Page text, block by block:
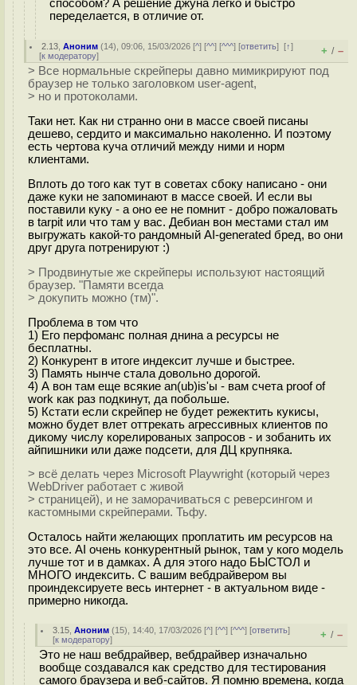
способом? А решение джуна легко и быстро
переделается, в отличие от.
2.13 ,Аноним (14), 09:06, 15/03/2026 [^] [^^] [^^^] [ответить][↑]
[к модератору] + / –
> Все нормальные скрейперы давно мимикрируют под
браузер не только заголовком user-agent,
> но и протоколами.
Таки нет. Как ни странно они в массе своей писаны
дешево, сердито и максимально наколенно. И поэтому
есть чертова куча отличий между ними и норм
клиентами.
Вплоть до того как тут в советах сбоку написано - они
даже куки не запоминают в массе своей. И если вы
поставили куку - а оно ее не помнит - добро пожаловать
в tarpit или что там у вас. Дебиан вон местами стал им
выгружать какой-то рандомный AI-generated бред, во они
друг друга потренируют :)
> Продвинутые же скрейперы используют настоящий
браузер. "Памяти всегда
> докупить можно (тм)".
Проблема в том что
1) Его перфоманс полная днина а ресурсы не
бесплатны.
2) Конкурент в итоге индексит лучше и быстрее.
3) Память нынче стала довольно дорогой.
4) А вон там еще всякие an(ub)is'ы - вам счета proof of
work как раз подкинут, да побольше.
5) Кстати если скрейпер не будет режектить кукисы,
можно будет влет оттрекать агрессивных клиентов по
дикому числу корелированых запросов - и зобанить их
айпишники или даже подсети, для ДЦ крупняка.
> всё делать через Microsoft Playwright (который через
WebDriver работает с живой
> страницей), и не заморачиваться с реверсингом и
кастомными скрейперами. Тьфу.
Осталось найти желающих проплатить им ресурсов на
это все. AI очень конкурентный рынок, там у кого модель
лучше тот и в дамках. А для этого надо БЫСТОЛ и
МНОГО индексить. С вашим вебдрайвером вы
проиндексируете весь интернет - в актуальном виде -
примерно никогда.
3.15 ,Аноним (15), 14:40, 17/03/2026 [^] [^^] [^^^] [ответить]
[к модератору] + / –
Это не наш вебдрайвер, вебдрайвер изначально
вообще создавался как средство для тестирования
самого браузера и веб-сайтов. Я помню времена, когда